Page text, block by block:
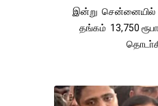
இன்று சென்னையில்
தங்கம் 13,750